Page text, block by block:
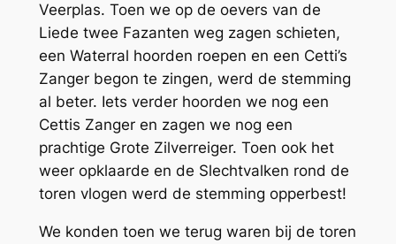
Veerplas. Toen we op de oevers van de
Liede twee Fazanten weg zagen schieten,
een Waterral hoorden roepen en een Cetti’s
Zanger begon te zingen, werd de stemming
al beter. Iets verder hoorden we nog een
Cettis Zanger en zagen we nog een
prachtige Grote Zilverreiger. Toen ook het
weer opklaarde en de Slechtvalken rond de
toren vlogen werd de stemming opperbest!
We konden toen we terug waren bij de toren